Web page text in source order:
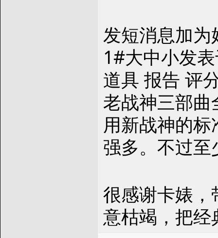
发短消息加
1#大中小发
道具 报告 评
老战神三部
用新战神的
强多。不过
很感谢卡婊
意枯竭，把